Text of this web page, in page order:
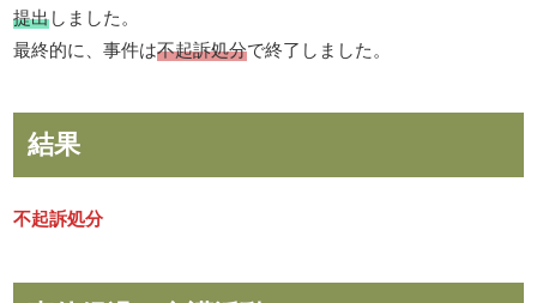
提出しました。
最終的に、事件は不起訴処分で終了しました。
結果
不起訴処分